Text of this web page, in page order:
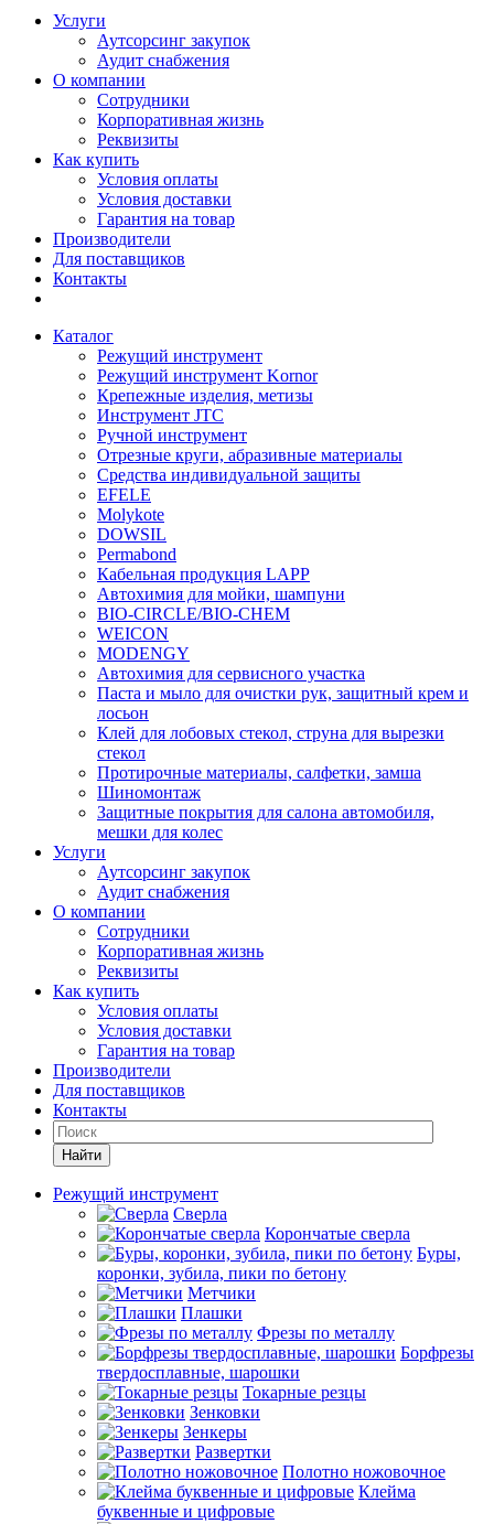
Услуги
Аутсорсинг закупок
Аудит снабжения
О компании
Сотрудники
Корпоративная жизнь
Реквизиты
Как купить
Условия оплаты
Условия доставки
Гарантия на товар
Производители
Для поставщиков
Контакты
Каталог
Режущий инструмент
Режущий инструмент Kornor
Крепежные изделия, метизы
Инструмент JTC
Ручной инструмент
Отрезные круги, абразивные материалы
Средства индивидуальной защиты
EFELE
Molykote
DOWSIL
Permabond
Кабельная продукция LAPP
Автохимия для мойки, шампуни
BIO-CIRCLE/BIO-CHEM
WEICON
MODENGY
Автохимия для сервисного участка
Паста и мыло для очистки рук, защитный крем и
лосьон
Клей для лобовых стекол, струна для вырезки
стекол
Протирочные материалы, салфетки, замша
Шиномонтаж
Защитные покрытия для салона автомобиля,
мешки для колес
Услуги
Аутсорсинг закупок
Аудит снабжения
О компании
Сотрудники
Корпоративная жизнь
Реквизиты
Как купить
Условия оплаты
Условия доставки
Гарантия на товар
Производители
Для поставщиков
Контакты
Найти
Режущий инструмент
Сверла
Корончатые сверла
Буры,
коронки, зубила, пики по бетону
Метчики
Плашки
Фрезы по металлу
Борфрезы
твердосплавные, шарошки
Токарные резцы
Зенковки
Зенкеры
Развертки
Полотно ножовочное
Клейма
буквенные и цифровые